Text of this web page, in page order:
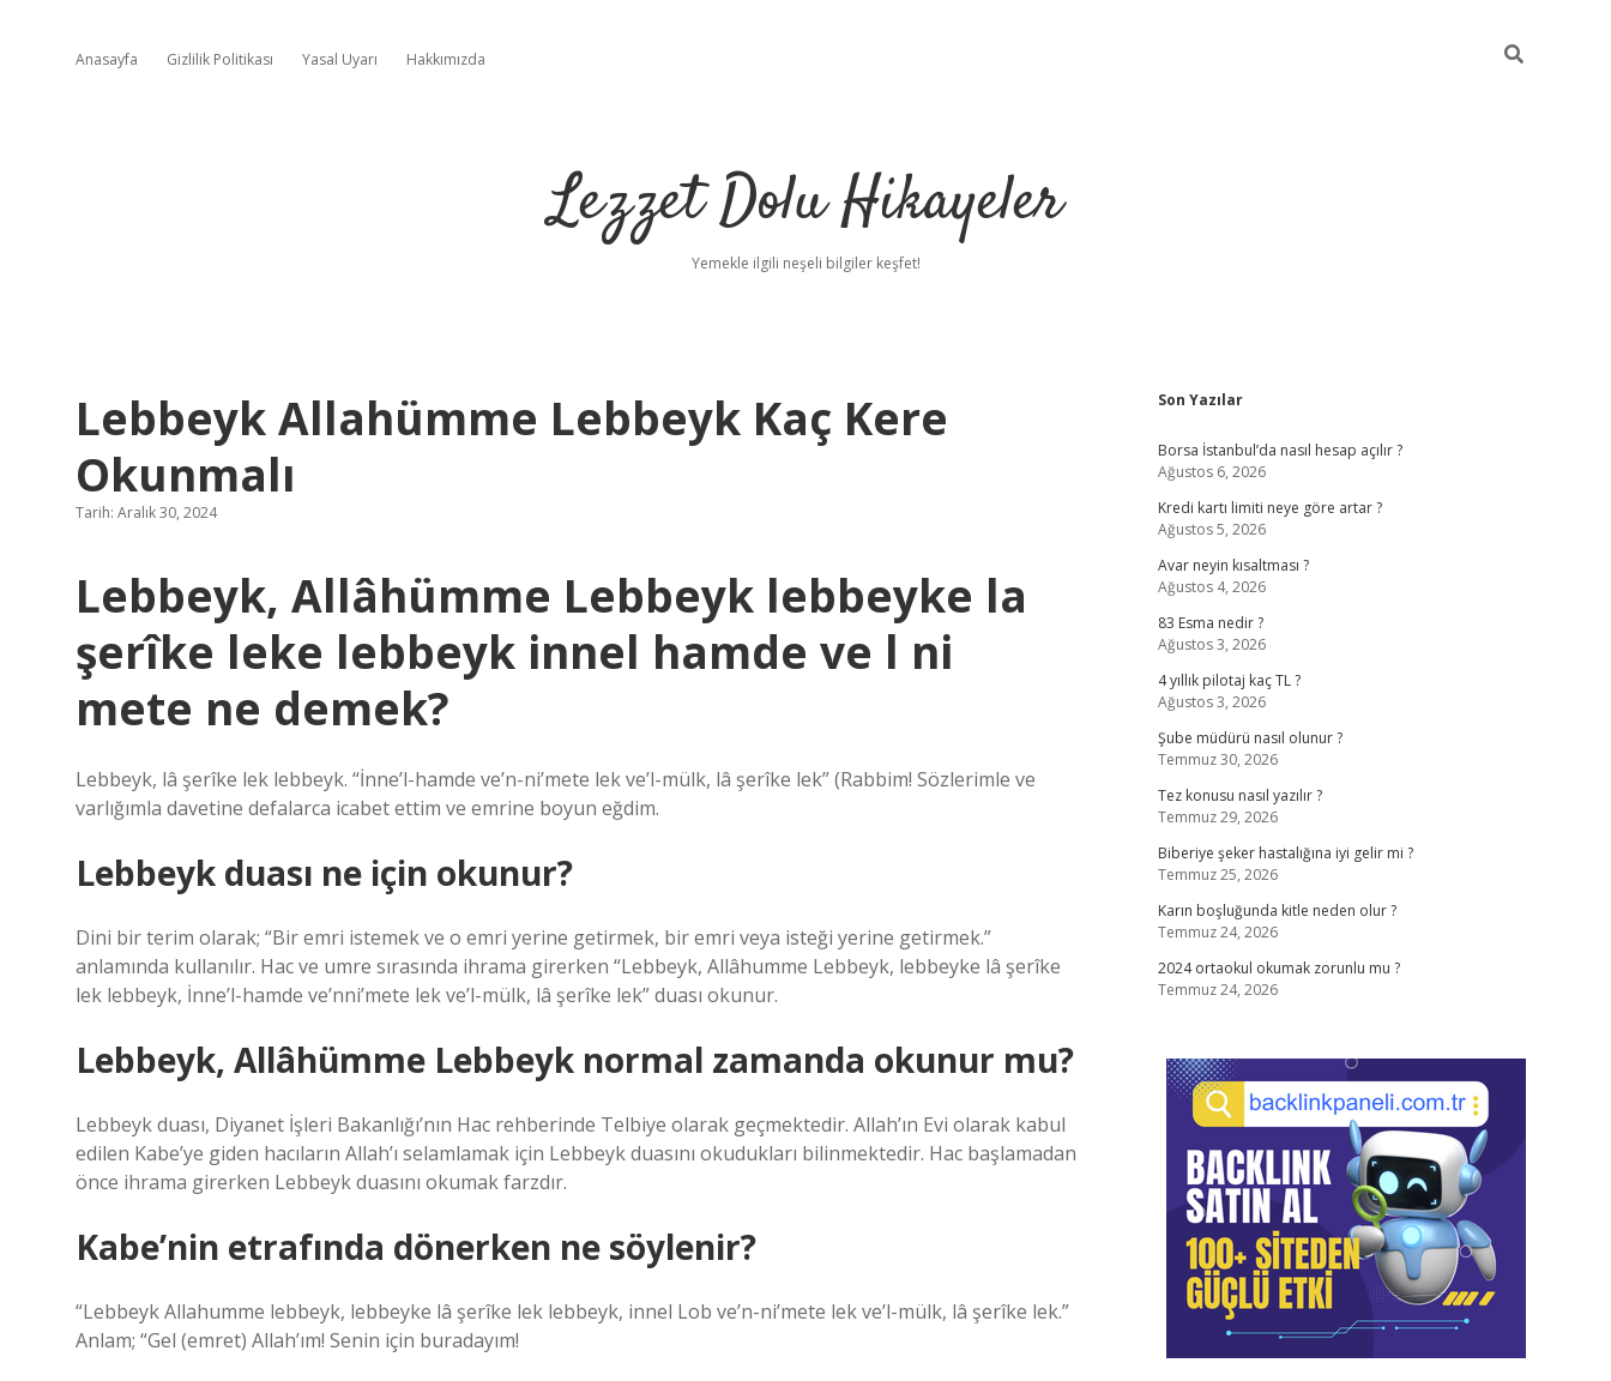
Anasayfa Gizlilik Politikası Yasal Uyarı Hakkımızda
Lezzet Dolu Hikayeler
Yemekle ilgili neşeli bilgiler keşfet!
Lebbeyk Allahümme Lebbeyk Kaç Kere
Okunmalı
Tarih: Aralık 30, 2024
Lebbeyk, Allâhümme Lebbeyk lebbeyke la
şerîke leke lebbeyk innel hamde ve l ni
mete ne demek?
Lebbeyk, lâ şerîke lek lebbeyk. “İnne’l-hamde ve’n-ni’mete lek ve’l-mülk, lâ şerîke lek” (Rabbim! Sözlerimle ve
varlığımla davetine defalarca icabet ettim ve emrine boyun eğdim.
Lebbeyk duası ne için okunur?
Dini bir terim olarak; “Bir emri istemek ve o emri yerine getirmek, bir emri veya isteği yerine getirmek.”
anlamında kullanılır. Hac ve umre sırasında ihrama girerken “Lebbeyk, Allâhumme Lebbeyk, lebbeyke lâ şerîke
lek lebbeyk, İnne’l-hamde ve’nni’mete lek ve’l-mülk, lâ şerîke lek” duası okunur.
Lebbeyk, Allâhümme Lebbeyk normal zamanda okunur mu?
Lebbeyk duası, Diyanet İşleri Bakanlığı’nın Hac rehberinde Telbiye olarak geçmektedir. Allah’ın Evi olarak kabul
edilen Kabe’ye giden hacıların Allah’ı selamlamak için Lebbeyk duasını okudukları bilinmektedir. Hac başlamadan
önce ihrama girerken Lebbeyk duasını okumak farzdır.
Kabe’nin etrafında dönerken ne söylenir?
“Lebbeyk Allahumme lebbeyk, lebbeyke lâ şerîke lek lebbeyk, innel Lob ve’n-ni’mete lek ve’l-mülk, lâ şerîke lek.”
Anlam; “Gel (emret) Allah’ım! Senin için buradayım!
Sidebar
Son Yazılar
Borsa İstanbul’da nasıl hesap açılır ?
Ağustos 6, 2026
Kredi kartı limiti neye göre artar ?
Ağustos 5, 2026
Avar neyin kısaltması ?
Ağustos 4, 2026
83 Esma nedir ?
Ağustos 3, 2026
4 yıllık pilotaj kaç TL ?
Ağustos 3, 2026
Şube müdürü nasıl olunur ?
Temmuz 30, 2026
Tez konusu nasıl yazılır ?
Temmuz 29, 2026
Biberiye şeker hastalığına iyi gelir mi ?
Temmuz 25, 2026
Karın boşluğunda kitle neden olur ?
Temmuz 24, 2026
2024 ortaokul okumak zorunlu mu ?
Temmuz 24, 2026